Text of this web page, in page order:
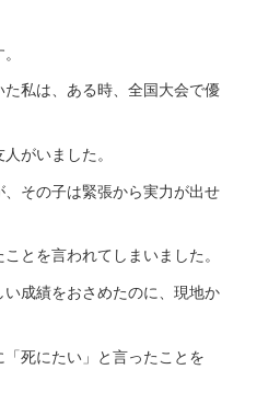
私は、ある時、全国大会で優
がいました。
その子は緊張から実力が出せ
とを言われてしまいました。
成績をおさめたのに、現地か
死にたい」と言ったことを